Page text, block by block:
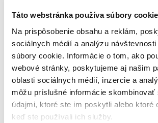
Táto webstránka používa súbory
Na prispôsobenie obsahu a reklám,
sociálnych médií a analýzu
súbory cookie. Informácie o tom, ako
webové stránky, poskytujeme aj našim
oblasti sociálnych médií, inzercie a
môžu príslušné informácie skombinovať
údajmi, ktoré ste im poskytli alebo ktoré
keď ste používali ich služby.
Iluzionisti 2
Neil Patrick Harris
11,04 €
Do košíka